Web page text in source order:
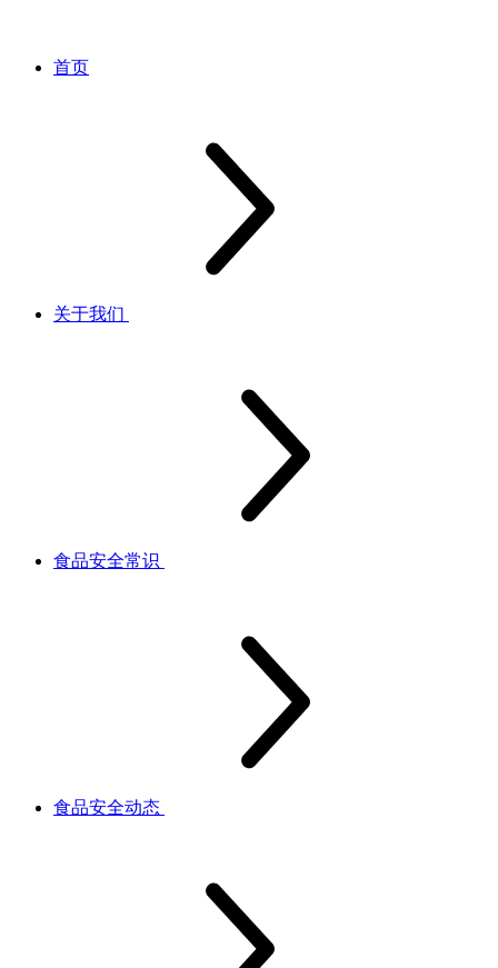
首页
关于我们
食品安全常识
食品安全动态